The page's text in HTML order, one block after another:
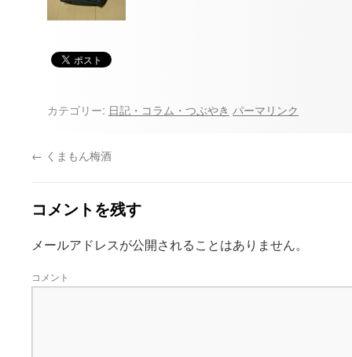
カテゴリー: 日記・コラム・つぶやき パーマリンク
← くまもん梅酒
コメントを残す
メールアドレスが公開されることはありません。
コメント